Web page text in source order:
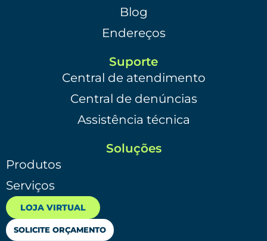
Blog
Endereços
Suporte
Central de atendimento
Central de denúncias
Assistência técnica
Soluções
Produtos
Serviços
LOJA VIRTUAL
SOLICITE ORÇAMENTO